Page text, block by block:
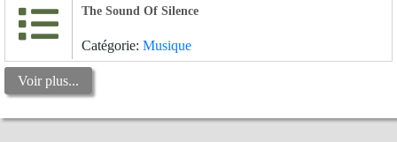
The Sound Of Silence
Catégorie: Musique
Voir plus...